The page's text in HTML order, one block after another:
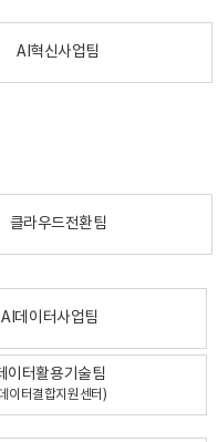
AI혁신사업팀
클라우드전환팀
AI데이터사업팀
이터활용기술팀
이터결합지원센터)